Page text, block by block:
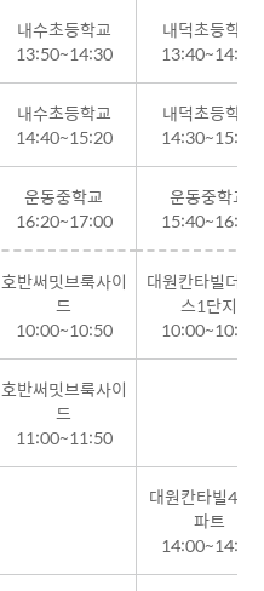
내수초등학교
13:50~14:30
내덕초등학교
13:40~14:20
내수초등학교
14:40~15:20
내덕초등학교
14:30~15:10
운동중학교
16:20~17:00
운동중학교
15:40~16:20
호반써밋브룩사이
드
10:00~10:50
대원칸타빌더테
스1단지
10:00~10:50
호반써밋브룩사이
드
11:00~11:50
대원칸타빌4차
파트
14:00~14:50